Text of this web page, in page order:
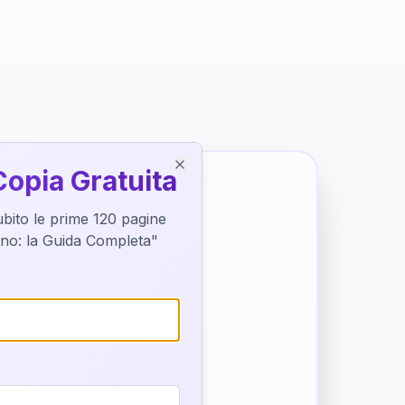
di
Gratuita
le prime 120 pagine
la Guida Completa"